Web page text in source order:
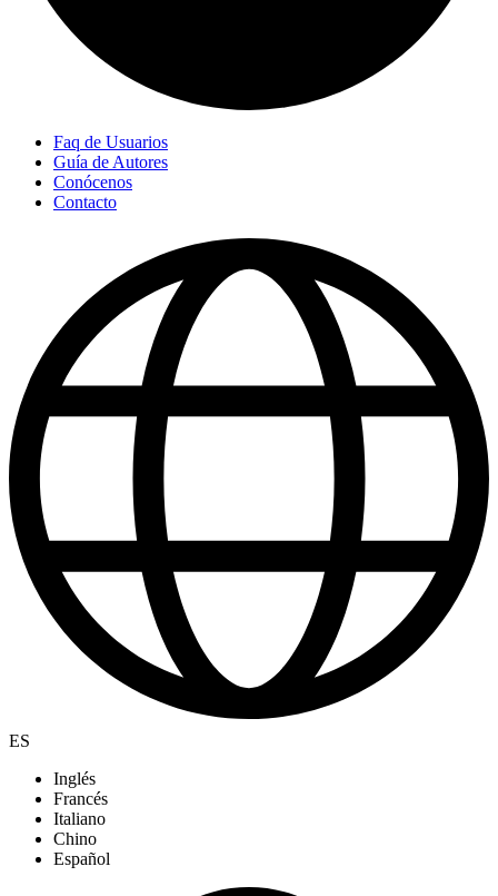
Faq de Usuarios
Guía de Autores
Conócenos
Contacto
ES
Inglés
Francés
Italiano
Chino
Español